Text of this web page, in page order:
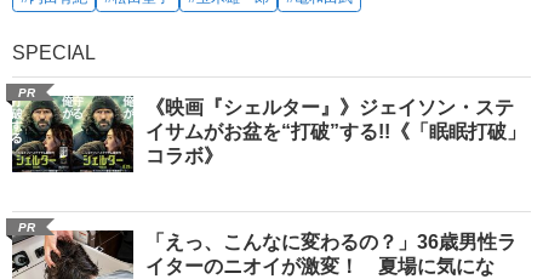
SPECIAL
PR
《映画『シェルター』》ジェイソン・ステ
イサムがお盆を“打破”する!!《「眠眠打破」
コラボ》
PR
「えっ、こんなに変わるの？」36歳男性ラ
イターのニオイが激変！ 夏場に気にな